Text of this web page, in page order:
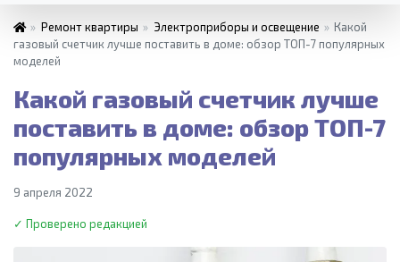
» Ремонт квартиры » Электроприборы и освещение » Какой
газовый счетчик лучше поставить в доме: обзор ТОП-7 популярных
моделей
Какой газовый счетчик лучше
поставить в доме: обзор ТОП-7
популярных моделей
9 апреля 2022
✓ Проверено редакцией